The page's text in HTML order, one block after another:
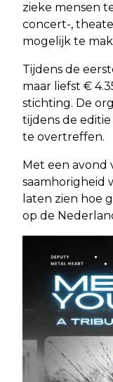
zieke mensen
concert-,
mogelijk te
Tijdens de
maar liefst €
stichting. De
tijdens de
te overtreffen.
Met een avond
saamhorigheid
laten zien hoe
op de